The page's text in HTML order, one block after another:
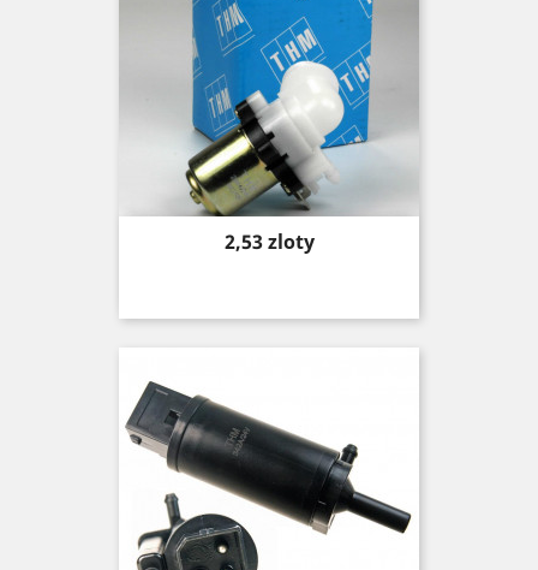
Price
2,53 zloty